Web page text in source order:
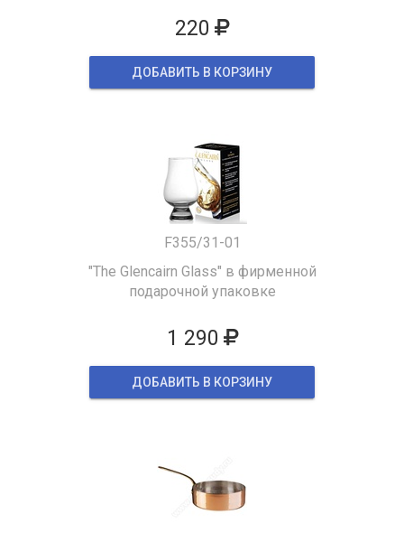
220
ДОБАВИТЬ В КОРЗИНУ
F355/31-01
"The Glencairn Glass" в фирменной
подарочной упаковке
1 290
ДОБАВИТЬ В КОРЗИНУ